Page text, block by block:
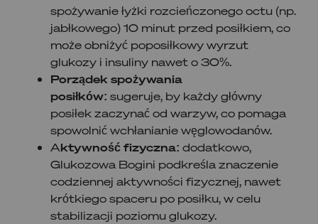
spożywanie łyżki rozcieńczonego octu (np.
jabłkowego) 10 minut przed posiłkiem, co
może obniżyć poposiłkowy wyrzut
glukozy i insuliny nawet o 30%.
Porządek spożywania
posiłków: sugeruje, by każdy główny
posiłek zaczynać od warzyw, co pomaga
spowolnić wchłanianie węglowodanów.
Aktywność fizyczna: dodatkowo,
Glukozowa Bogini podkreśla znaczenie
codziennej aktywności fizycznej, nawet
krótkiego spaceru po posiłku, w celu
stabilizacji poziomu glukozy.